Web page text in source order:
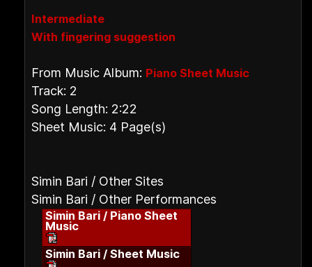
Intermediate
With fingering suggestion
From Music Album: Piano Sheet Music
Track: 2
Song Length: 2:22
Sheet Music: 4 Page(s)
Simin Bari / Other Sites
Simin Bari / Other Performances
Simin Bari / Piano Sheet
Music
Simin Bari / Sheet Music